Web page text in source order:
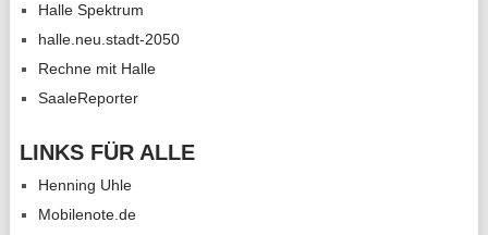
Halle Spektrum
halle.neu.stadt-2050
Rechne mit Halle
SaaleReporter
LINKS FÜR ALLE
Henning Uhle
Mobilenote.de